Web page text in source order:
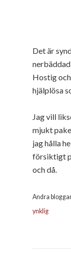
Det är
nerbäddad
Hostig
hjälplösa
Jag vill
mjukt
jag hålla
försiktigt
och då.
Andra
ynklig